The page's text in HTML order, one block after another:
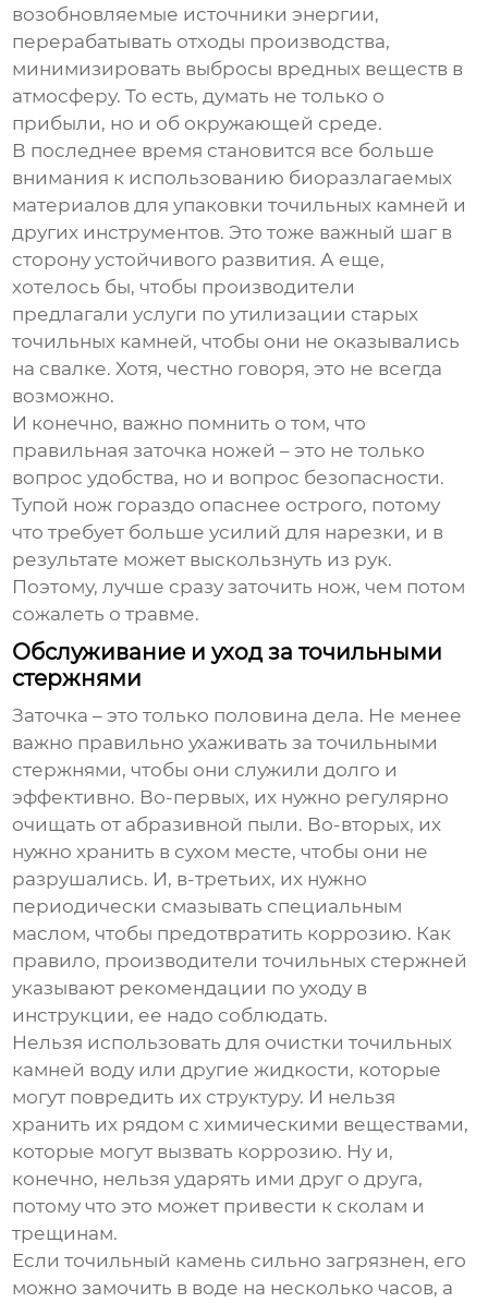
возобновляемые источники энергии,
перерабатывать отходы производства,
минимизировать выбросы вредных веществ в
атмосферу. То есть, думать не только о
прибыли, но и об окружающей среде.
В последнее время становится все больше
внимания к использованию биоразлагаемых
материалов для упаковки точильных камней и
других инструментов. Это тоже важный шаг в
сторону устойчивого развития. А еще,
хотелось бы, чтобы производители
предлагали услуги по утилизации старых
точильных камней, чтобы они не оказывались
на свалке. Хотя, честно говоря, это не всегда
возможно.
И конечно, важно помнить о том, что
правильная заточка ножей – это не только
вопрос удобства, но и вопрос безопасности.
Тупой нож гораздо опаснее острого, потому
что требует больше усилий для нарезки, и в
результате может выскользнуть из рук.
Поэтому, лучше сразу заточить нож, чем потом
сожалеть о травме.
Обслуживание и уход за точильными
стержнями
Заточка – это только половина дела. Не менее
важно правильно ухаживать за точильными
стержнями, чтобы они служили долго и
эффективно. Во-первых, их нужно регулярно
очищать от абразивной пыли. Во-вторых, их
нужно хранить в сухом месте, чтобы они не
разрушались. И, в-третьих, их нужно
периодически смазывать специальным
маслом, чтобы предотвратить коррозию. Как
правило, производителиточильных стержней
указывают рекомендации по уходу в
инструкции, ее надо соблюдать.
Нельзя использовать для очистки точильных
камней воду или другие жидкости, которые
могут повредить их структуру. И нельзя
хранить их рядом с химическими веществами,
которые могут вызвать коррозию. Ну и,
конечно, нельзя ударять ими друг о друга,
потому что это может привести к сколам и
трещинам.
Если точильный камень сильно загрязнен, его
можно замочить в воде на несколько часов, а